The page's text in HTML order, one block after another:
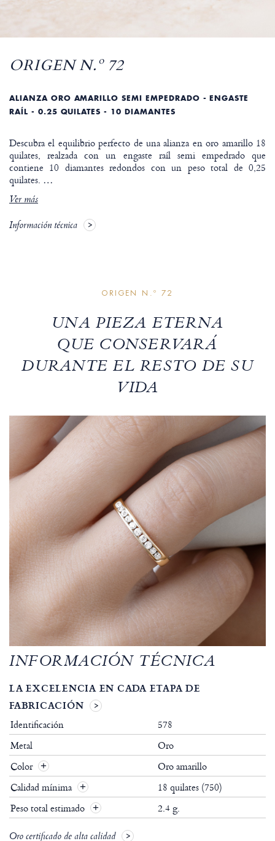
ORIGEN N.º 72
ALIANZA ORO AMARILLO SEMI EMPEDRADO - ENGASTE
RAÍL - 0.25 QUILATES - 10 DIAMANTES
Descubra el equilibrio perfecto de una alianza en oro amarillo 18
quilates, realzada con un engaste raíl semi empedrado que
contiene 10 diamantes redondos con un peso total de 0,25
quilates. …
Ver más
Información técnica
ORIGEN N.º 72
UNA PIEZA ETERNA
QUE CONSERVARÁ
DURANTE EL RESTO DE SU
VIDA
INFORMACIÓN TÉCNICA
LA EXCELENCIA EN CADA ETAPA DE
FABRICACIÓN
Identificación
578
Metal
Oro
Color
Oro amarillo
Calidad mínima
18 quilates (750)
Peso total estimado
2.4 g.
Oro certificado de alta calidad